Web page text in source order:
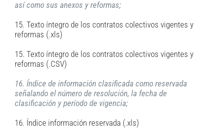
así como sus anexos y reformas;
15. Texto íntegro de los contratos colectivos vigentes y
reformas (.xls)
15. Texto íntegro de los contratos colectivos vigentes y
reformas (.CSV)
16. Índice de información clasificada como reservada
señalando el número de resolución, la fecha de
clasificación y período de vigencia;
16. Índice información reservada (.xls)